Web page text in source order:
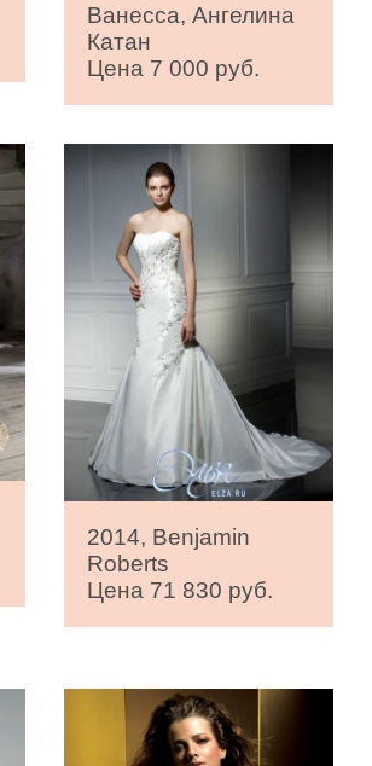
Ванесса, Ангелина
Катан
Цена 7 000 руб.
2014, Benjamin
Roberts
Цена 71 830 руб.